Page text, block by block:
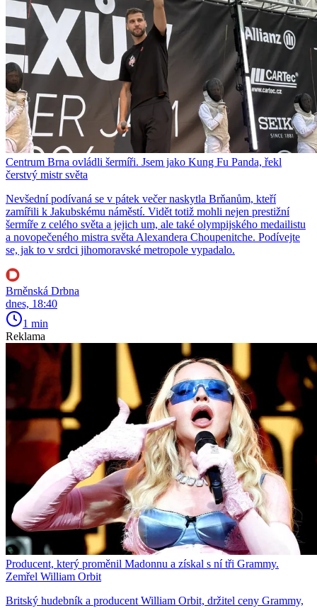
Centrum Brna ovládli šermíři. Jsem jako Kung Fu Panda, řekl
čerstvý mistr světa
Nevšední podívaná se v pátek večer naskytla Brňanům, kteří
zamířili k Jakubskému náměstí. Vidět totiž mohli nejen prestižní
šermíře z celého světa a jejich um, ale také olympijského medailistu
a novopečeného mistra světa Alexandera Choupenitche. Podívejte
se, jak to v srdci jihomoravské metropole vypadalo.
Brněnská Drbna
dnes, 18:40
1 min
Reklama
Producent, který proměnil Madonnu a získal s ní tři Grammy.
Zemřel William Orbit
Britský hudebník a producent William Orbit, držitel ceny Grammy,